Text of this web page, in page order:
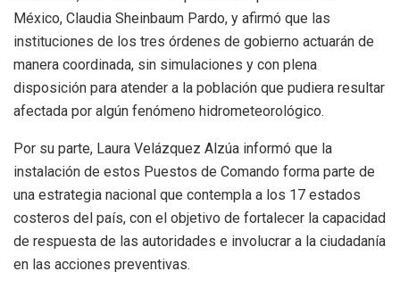
México, Claudia Sheinbaum Pardo, y afirmó que las
instituciones de los tres órdenes de gobierno actuarán de
manera coordinada, sin simulaciones y con plena
disposición para atender a la población que pudiera resultar
afectada por algún fenómeno hidrometeorológico.
Por su parte, Laura Velázquez Alzúa informó que la
instalación de estos Puestos de Comando forma parte de
una estrategia nacional que contempla a los 17 estados
costeros del país, con el objetivo de fortalecer la capacidad
de respuesta de las autoridades e involucrar a la ciudadanía
en las acciones preventivas.